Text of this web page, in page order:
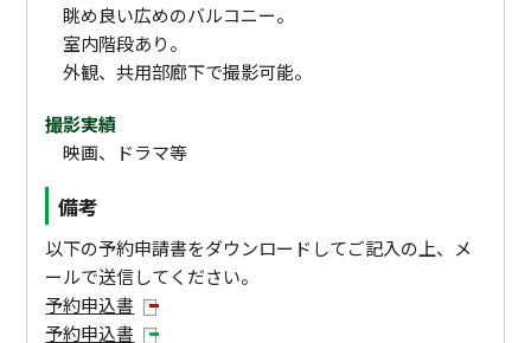
眺め良い広めのバルコニー。
室内階段あり。
外観、共用部廊下で撮影可能。
撮影実績
映画、ドラマ等
備考
以下の予約申請書をダウンロードしてご記入の上、メ
ールで送信してください。
予約申込書
予約申込書